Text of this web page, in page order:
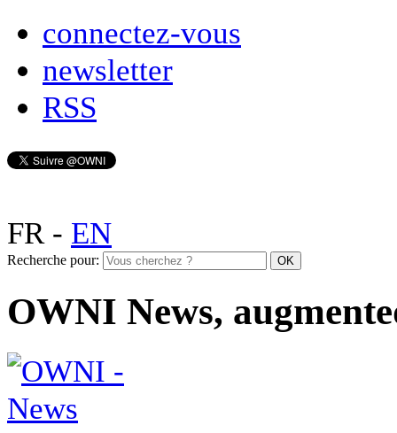
connectez-vous
newsletter
RSS
FR- EN
Recherche pour:
OWNI News,